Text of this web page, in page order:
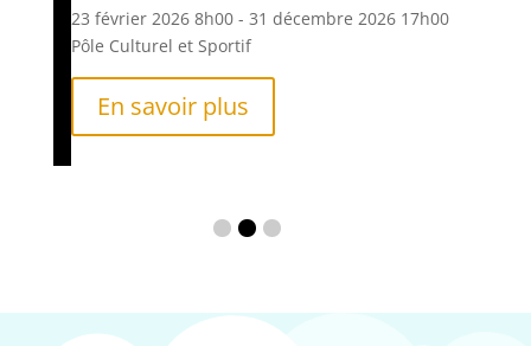
23 février 20268h00- 31 décembre 202617h00
Pôle Culturel et Sportif
En savoir plus